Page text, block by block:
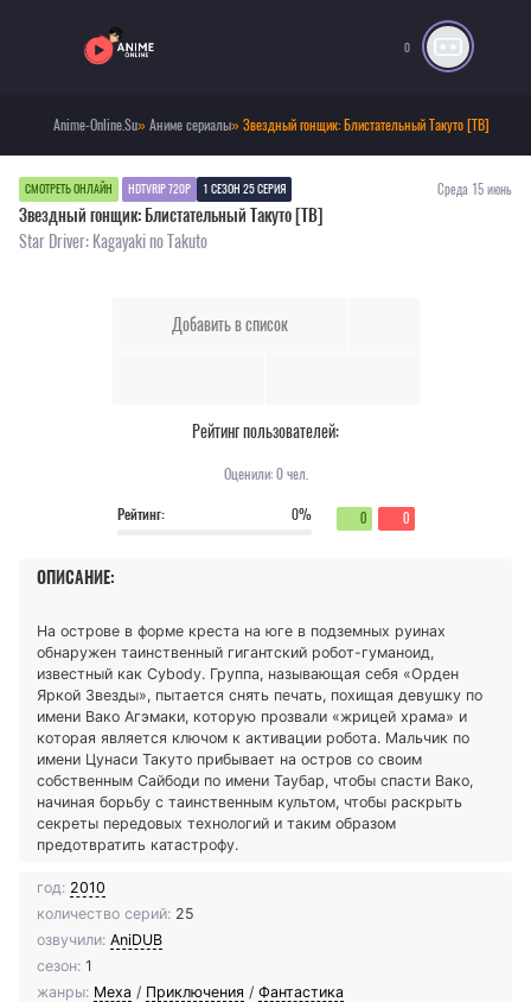
0
Anime-Online.Su»Аниме сериалы» Звездный гонщик: Блистательный Такуто [ТВ]
СМОТРЕТЬ ОНЛАЙН HDTVRIP 720P 1 СЕЗОН 25 СЕРИЯ Среда 15 июнь
Звездный гонщик: Блистательный Такуто [ТВ]
Star Driver: Kagayaki no Takuto
Добавить в список
Рейтинг пользователей:
Оценили:0чел.
Рейтинг:
0% 0 0
ОПИСАНИЕ:
На острове в форме креста на юге в подземных руинах
обнаружен таинственный гигантский робот-гуманоид,
известный как Cybody. Группа, называющая себя «Орден
Яркой Звезды», пытается снять печать, похищая девушку по
имени Вако Агэмаки, которую прозвали «жрицей храма» и
которая является ключом к активации робота. Мальчик по
имени Цунаси Такуто прибывает на остров со своим
собственным Сайбоди по имени Таубар, чтобы спасти Вако,
начиная борьбу с таинственным культом, чтобы раскрыть
секреты передовых технологий и таким образом
предотвратить катастрофу.
год: 2010
количество серий: 25
озвучили: AniDUB
сезон: 1
жанры: Меха / Приключения / Фантастика